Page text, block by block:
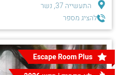
התעשייה 37, נשר
להציג מספר
Escape Room Plus